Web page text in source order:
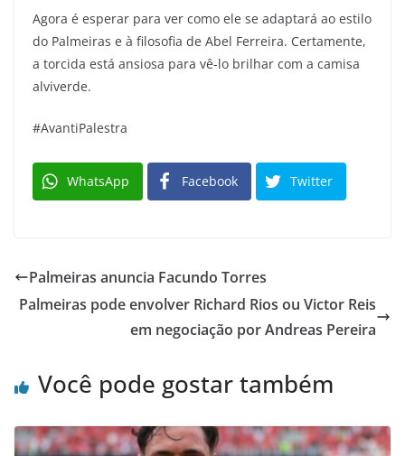
Agora é esperar para ver como ele se adaptará ao estilo
do Palmeiras e à filosofia de Abel Ferreira. Certamente,
a torcida está ansiosa para vê-lo brilhar com a camisa
alviverde.
#AvantiPalestra
WhatsApp Facebook Twitter
Palmeiras anuncia Facundo Torres
Palmeiras pode envolver Richard Rios ou Victor Reis
em negociação por Andreas Pereira
Você pode gostar também